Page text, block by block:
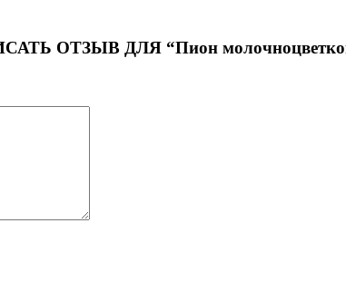
ОТЗЫВ ДЛЯ “Пион